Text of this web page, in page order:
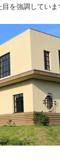
を強調していま